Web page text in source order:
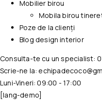
Mobilier birou
Mobila birou
Poze de la clienți
Blog design interior
Consulta-te cu un specialist:
Scrie-ne la:
Luni-Vineri: 09:00 - 17:00
[lang-demo]